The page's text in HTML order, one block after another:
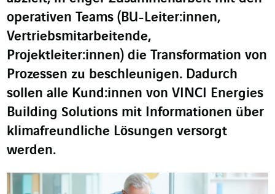
operativen Teams (BU-Leiter:innen,
Vertriebsmitarbeitende,
Projektleiter:innen) die Transformation von
Prozessen zu beschleunigen. Dadurch
sollen alle Kund:innen von VINCI Energies
Building Solutions mit Informationen über
klimafreundliche Lösungen versorgt
werden.